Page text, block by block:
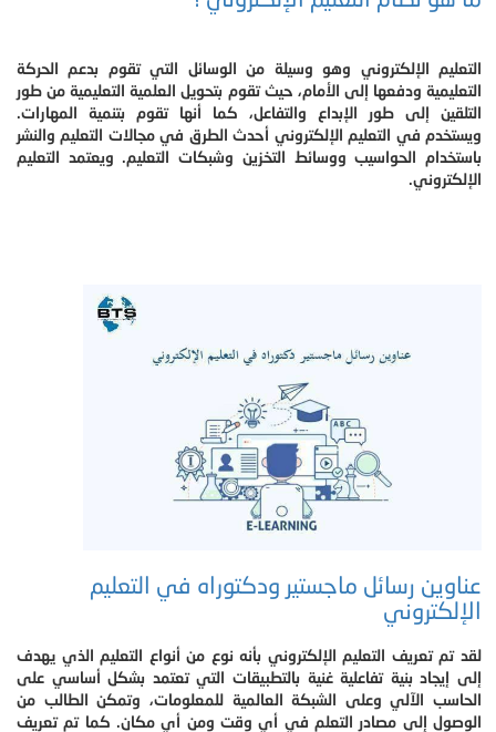
التعليم الإلكتروني وهو وسيلة من الوسائل التي تقوم بدعم الحركة
التعليمية ودفعها إلى الأمام، حيث تقوم بتحويل العلمية التعليمية من طور
التلقين إلى طور الإبداع والتفاعل، كما أنها تقوم بتنمية المهارات.
ويستخدم في التعليم الإلكتروني أحدث الطرق في مجالات التعليم والنشر
باستخدام الحواسيب ووسائط التخزين وشبكات التعليم. ويعتمد التعليم
الإلكتروني.
عناوين رسائل ماجستير ودكتوراه في التعليم
الإلكتروني
لقد تم تعريف التعليم الإلكتروني بأنه نوع من أنواع التعليم الذي يهدف
إلى إيجاد بنية تفاعلية غنية بالتطبيقات التي تعتمد بشكل أساسي على
الحاسب الآلي وعلى الشبكة العالمية للمعلومات، وتمكن الطالب من
الوصول إلى مصادر التعلم في أي وقت ومن أي مكان. كما تم تعريف